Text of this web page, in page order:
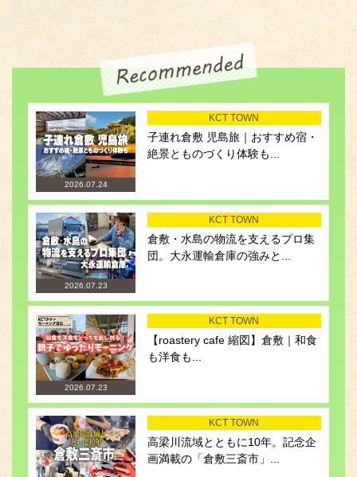
2026.07.24
KCT TOWN
子連れ倉敷 児島旅｜おすすめ宿・
絶景とものづくり体験も...
2026.07.23
KCT TOWN
倉敷・水島の物流を支えるプロ集
団。大永運輸倉庫の強みと...
2026.07.23
KCT TOWN
【roastery cafe 縮図】倉敷｜和食
も洋食も...
KCT TOWN
高梁川流域とともに10年。記念企
画満載の「倉敷三斎市」...